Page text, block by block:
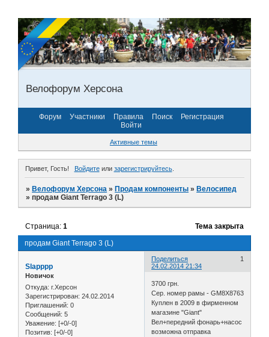
Велофорум Херсона
Форум Участники Правила Поиск
Регистрация
Войти
Активные темы
Привет, Гость! Войдитеили зарегистрируйтесь.
»Велофорум Херсона »Продам компоненты »Велосипед
»продам Giant Terrago 3 (L)
продам Giant Terrago 3 (L)
Страница:1 Тема закрыта
Поделиться
1
24.02.2014 21:34
Slapppp
Новичок
Откуда: г.Херсон
Зарегистрирован: 24.02.2014
Приглашений: 0
Сообщений: 5
Уважение: [+0/-0]
Позитив: [+0/-0]
3700 грн.
Cер. номер рамы - GM8X8763
Куплен в 2009 в фирменном
магазине "Giant"
Вел+передний фонарь+насос
возможна отправка